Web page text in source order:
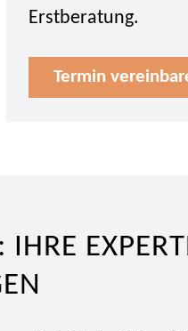
Erstberatung.
Termin
IHRE